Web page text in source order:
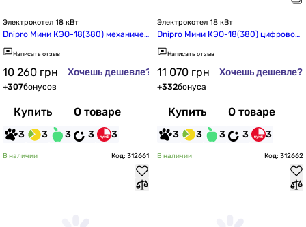
Электрокотел 18 кВт
Dnipro Мини КЭО-18(380) механичес
кий без насоса
Написать отзыв
10 260 грн Хочешь дешевле?
+307бонусов
Купить О товаре
3 3 3 3 3
Электрокотел 18 кВт
Dnipro Мини КЭО-18(380) цифровой
без насоса
Написать отзыв
11 070 грн Хочешь дешевле?
+332бонуса
Купить О товаре
3 3 3 3 3
В наличии Код: 312661 В наличии Код: 312662